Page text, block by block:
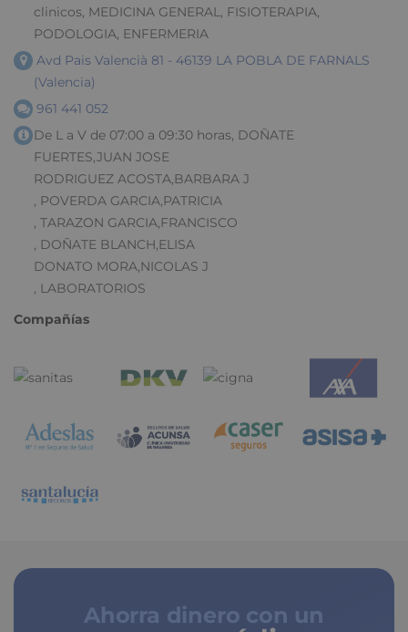
clinicos, MEDICINA GENERAL, FISIOTERAPIA,
PODOLOGIA, ENFERMERIA
Avd Pais Valencià 81 - 46139 LA POBLA DE FARNALS
(Valencia)
961 441 052
De L a V de 07:00 a 09:30 horas, DOÑATE
FUERTES,JUAN JOSE
RODRIGUEZ ACOSTA,BARBARA J
, POVERDA GARCIA,PATRICIA
, TARAZON GARCIA,FRANCISCO
, DOÑATE BLANCH,ELISA
DONATO MORA,NICOLAS J
, LABORATORIOS
Compañías
Ahorra dinero con un